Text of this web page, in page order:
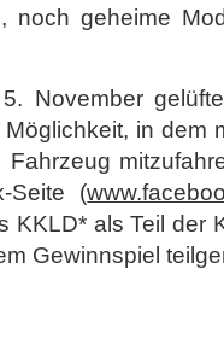
noch geheime
November
in dem
Seite (
KKLD* als Teil der
Gewinnspiel